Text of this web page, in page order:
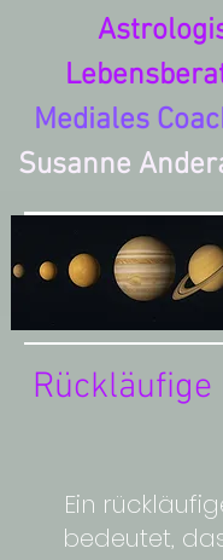
Mediales
Susanne
Rückläufige
Ein
bedeutet,